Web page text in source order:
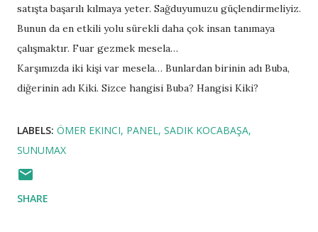
satışta başarılı kılmaya yeter. Sağduyumuzu güçlendirmeliyiz.
Bunun da en etkili yolu sürekli daha çok insan tanımaya
çalışmaktır. Fuar gezmek mesela…
Karşımızda iki kişi var mesela… Bunlardan birinin adı Buba,
diğerinin adı Kiki. Sizce hangisi Buba? Hangisi Kiki?
LABELS: ÖMER EKINCI PANEL SADIK KOCABAŞA
SUNUMAX
SHARE